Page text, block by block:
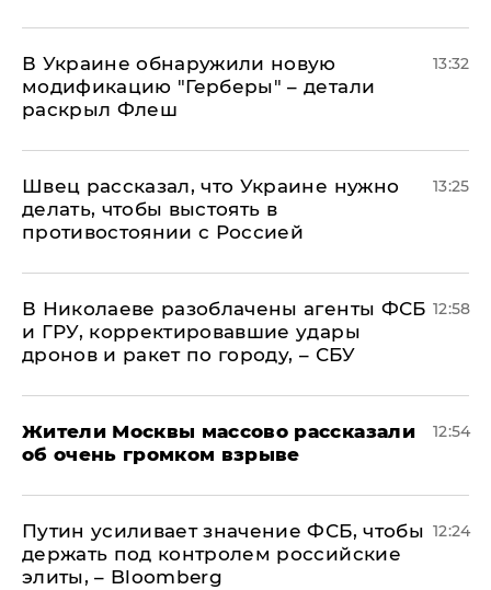
В Украине обнаружили новую
модификацию "Герберы" – детали
раскрыл Флеш
13:32
Швец рассказал, что Украине нужно
делать, чтобы выстоять в
противостоянии с Россией
13:25
В Николаеве разоблачены агенты ФСБ
и ГРУ, корректировавшие удары
дронов и ракет по городу, – СБУ
12:58
Жители Москвы массово рассказали
об очень громком взрыве
12:54
Путин усиливает значение ФСБ, чтобы
держать под контролем российские
элиты, – Bloomberg
12:24